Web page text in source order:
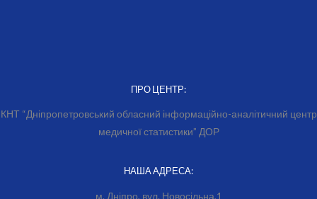
ПРО ЦЕНТР:
КНТ “Дніпропетровський обласний інформаційно-аналітичний центр
медичної статистики” ДОР
НАША АДРЕСА:
м. Дніпро, вул. Новосільна,1